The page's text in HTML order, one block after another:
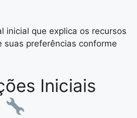
inicial que explica os recursos
suas preferências conforme
Iniciais